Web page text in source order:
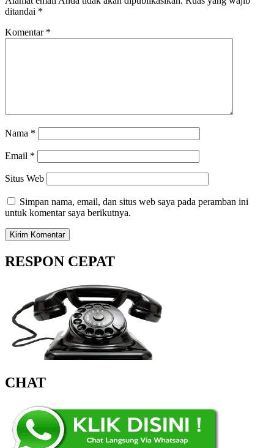
ditandai *
Komentar *
Nama *
Email *
Situs Web
Simpan nama, email, dan situs web saya pada peramban ini
untuk komentar saya berikutnya.
RESPON CEPAT
CHAT